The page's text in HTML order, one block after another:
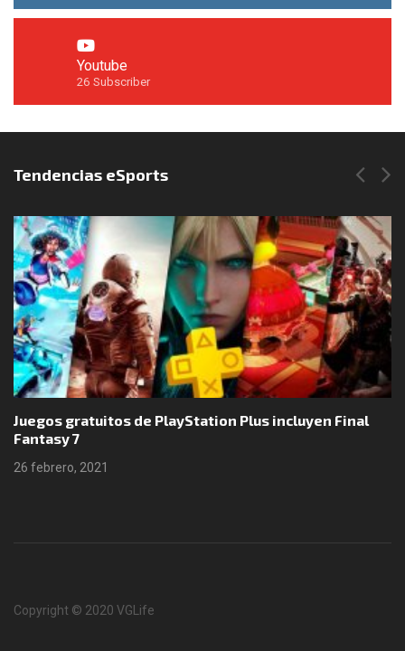
Youtube
26 Subscriber
Síguenos en Instagram
Tendencias eSports
Juegos gratuitos de PlayStation Plus incluyen Final
Fantasy 7
26 febrero, 2021
Copyright © 2020 VGLife